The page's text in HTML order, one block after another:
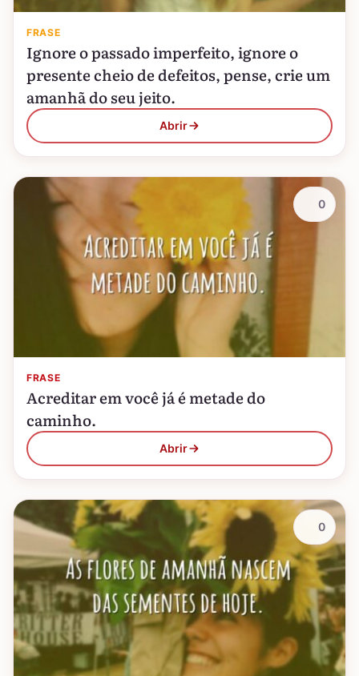
FRASE
Ignore o passado imperfeito, ignore o
presente cheio de defeitos, pense, crie um
amanhã do seu jeito.
Abrir
FRASE
Acreditar em você já é metade do
caminho.
Abrir
0
0